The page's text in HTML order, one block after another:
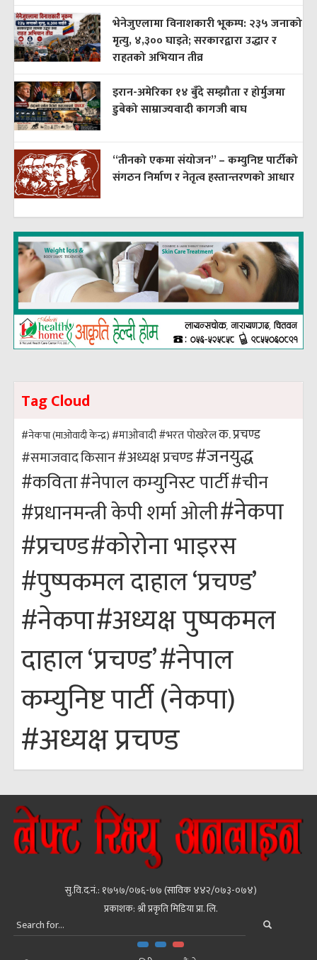
भेनेजुएलामा विनाशकारी भूकम्प: २३५ जनाको
मृत्यु, ४,३०० घाइते; सरकारद्वारा उद्धार र
राहतको अभियान तीव्र
इरान-अमेरिका १४ बुँदे सम्झौता र होर्मुजमा
डुबेको साम्राज्यवादी कागजी बाघ
“तीनको एकमा संयोजन” – कम्युनिष्ट पार्टीको
संगठन निर्माण र नेतृत्व हस्तान्तरणको आधार
Tag Cloud
#नेकपा (माओवादी केन्द्र) #माओवादी#भरत पोखरेलक. प्रचण्ड
#समाजवादकिसान#अध्यक्ष प्रचण्ड#जनयुद्ध
#कविता#नेपाल कम्युनिस्ट पार्टी#चीन
#प्रधानमन्त्री केपी शर्मा ओली#नेकपा
#प्रचण्ड#कोरोना भाइरस
#पुष्पकमल दाहाल ‘प्रचण्ड’
#नेकपा#अध्यक्ष पुष्पकमल
दाहाल ‘प्रचण्ड’#नेपाल
कम्युनिष्ट पार्टी (नेकपा)
#अध्यक्ष प्रचण्ड
सु.वि.द.नं.: १७५७/०७६-७७ (साविक ४४२/०७३-०७४)
प्रकाशक: श्री प्रकृति मिडिया प्रा. लि.